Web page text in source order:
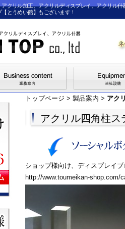
クリル加工、アクリルディスプレイ、アクリル
とうめい館】もございます！
トップページ > 製品案内 > アク
アクリル四角柱ス
ショップ様向け、ディスプレイ
http://www.toumeikan-shop.com/